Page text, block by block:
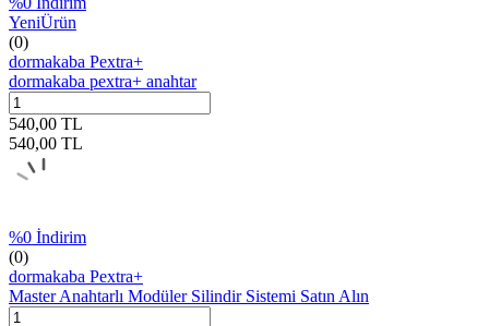
YeniÜrün
(0)
dormakaba Pextra+
dormakaba pextra+ anahtar
540,00 TL
540,00 TL
%0 İndirim
(0)
dormakaba Pextra+
Master Anahtarlı Modüler Silindir Sistemi Satın Alın